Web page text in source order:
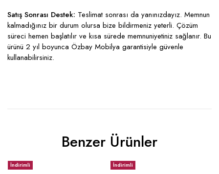
Satış Sonrası Destek: Teslimat sonrası da yanınızdayız. Memnun
kalmadığınız bir durum olursa bize bildirmeniz yeterli. Çözüm
süreci hemen başlatılır ve kısa sürede memnuniyetiniz sağlanır. Bu
ürünü 2 yıl boyunca Özbay Mobilya garantisiyle güvenle
kullanabilirsiniz.
Benzer Ürünler
İndirimli İndirimli